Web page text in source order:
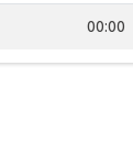
00:00